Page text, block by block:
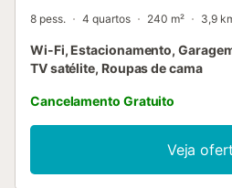
8 pess. 4 quartos 240 m² 3,9
Wi-Fi, Estacionamento,
TV satélite, Roupas de cama
Cancelamento Gratuito
Veja